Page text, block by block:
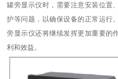
罐旁显示仪时，需要注意安装位置
护等问题，以确保设备的正常运行
旁显示仪还将继续发挥更加重要的
利和效益。